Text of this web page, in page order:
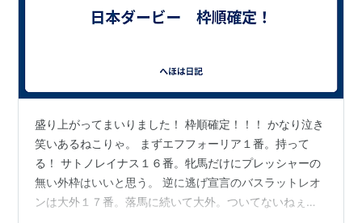
盛り上がってまいりました！ 枠順確定！！！ かなり泣き
笑いあるねこりゃ。 まずエフフォーリア１番。持って
る！ サトノレイナス１６番。牝馬だけにプレッシャーの
無い外枠はいいと思う。 逆に逃げ宣言のバスラットレオ
ンは大外１７番。落馬に続いて大外。ついてないねぇ。